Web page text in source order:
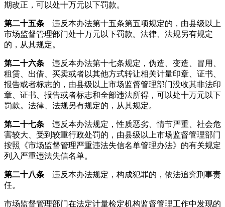
期改正，可以处十万元以下罚款。
第二十五条 违反本办法第十五条第五项规定的，由县级以上
市场监督管理部门处十万元以下罚款。法律、法规另有规定
的，从其规定。
第二十六条 违反本办法第十七条规定，伪造、变造、冒用、
租赁、出借、买卖或者以其他方式转让相关计量印章、证书、
报告或者标志的，由县级以上市场监督管理部门没收其非法印
章、证书、报告或者标志和全部违法所得，可以处十万元以下
罚款。法律、法规另有规定的，从其规定。
第二十七条 违反本办法规定，性质恶劣、情节严重、社会危
害较大、受到较重行政处罚的，由县级以上市场监督管理部门
按照《市场监督管理严重违法失信名单管理办法》的有关规定
列入严重违法失信名单。
第二十八条 违反本办法规定，构成犯罪的，依法追究刑事责
任。
市场监督管理部门在法定计量检定机构监督管理工作中发现的